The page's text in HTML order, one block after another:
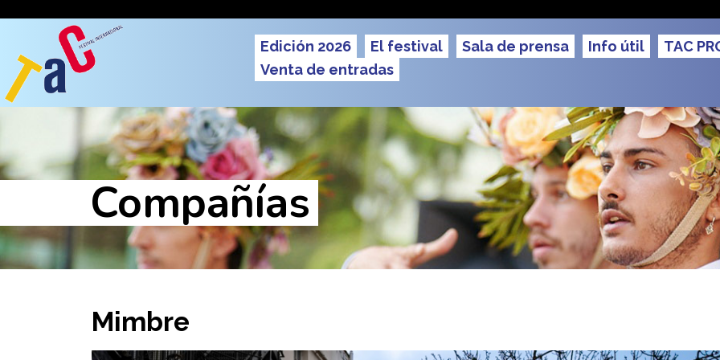
Menu TAC
Edición 2026 El festival Sala de prensa Info útil
TAC
Venta de entradas
Compañías
Mimbre